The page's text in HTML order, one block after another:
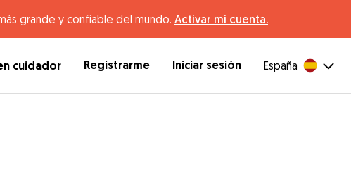
grande y confiable del mundo. Activar mi cuenta.
cuidador Registrarme Iniciar sesión España